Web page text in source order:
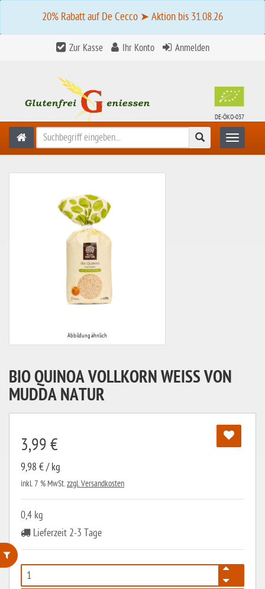
ohne Weizenstärke
20% Rabatt auf De Cecco ➤ Aktion bis 31.08.26
Zur Kasse Ihr Konto Anmelden
DE-ÖKO-037
Suchen Toggle
Abbildung ähnlich
BIO QUINOA VOLLKORN WEISS VON M
UDDA NATUR
3,99 €
9,98 € / kg
inkl. 7 % MwSt.zzgl. Versandkosten
0,4 kg
Lieferzeit 2-3 Tage